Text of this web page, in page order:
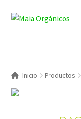
Saltar
Ir
Tienda
Inicio Productos